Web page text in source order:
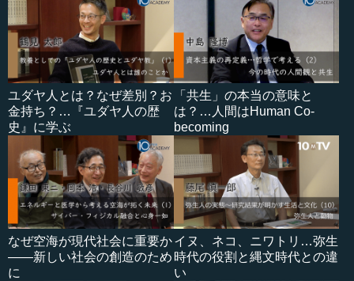
ユダヤ人とは？なぜ差別？お
金持ち？…『ユダヤ人の歴
史』に学ぶ
「共生」の本当の意味と
は？…人間はHuman Co-
becoming
なぜ空海が現代社会に重要か
――新しい社会の創造のため
に
イヌ、ネコ、ニワトリ…弥生
時代の役割と縄文時代との違
い